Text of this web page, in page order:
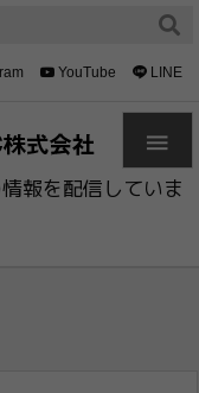
報を配信していま

YouTube LINE